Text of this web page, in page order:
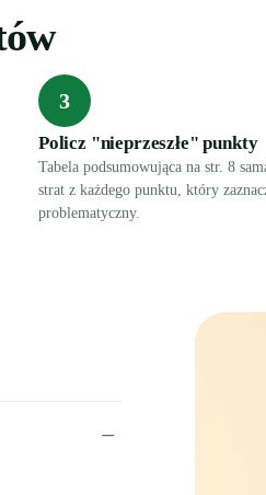
3
Policz "nieprzeszłe" punkty
Tabela podsumowująca na str. 8
strat z każdego punktu, który
problematyczny.